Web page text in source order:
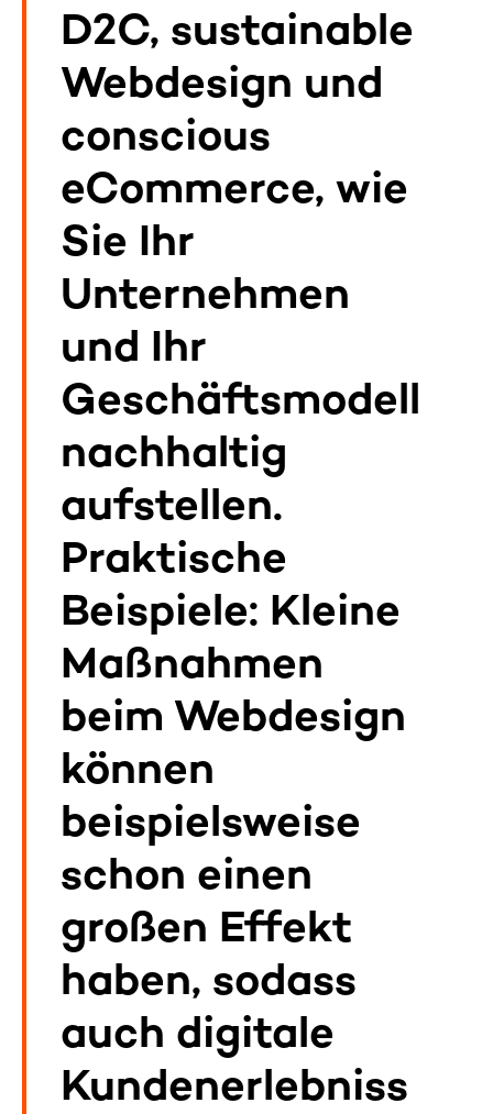
D2C, sustainable
Webdesign und
conscious
eCommerce, wie
Sie Ihr
Unternehmen
und Ihr
Geschäftsmodell
nachhaltig
aufstellen.
Praktische
Beispiele: Kleine
Maßnahmen
beim Webdesign
können
beispielsweise
schon einen
großen Effekt
haben, sodass
auch digitale
Kundenerlebniss